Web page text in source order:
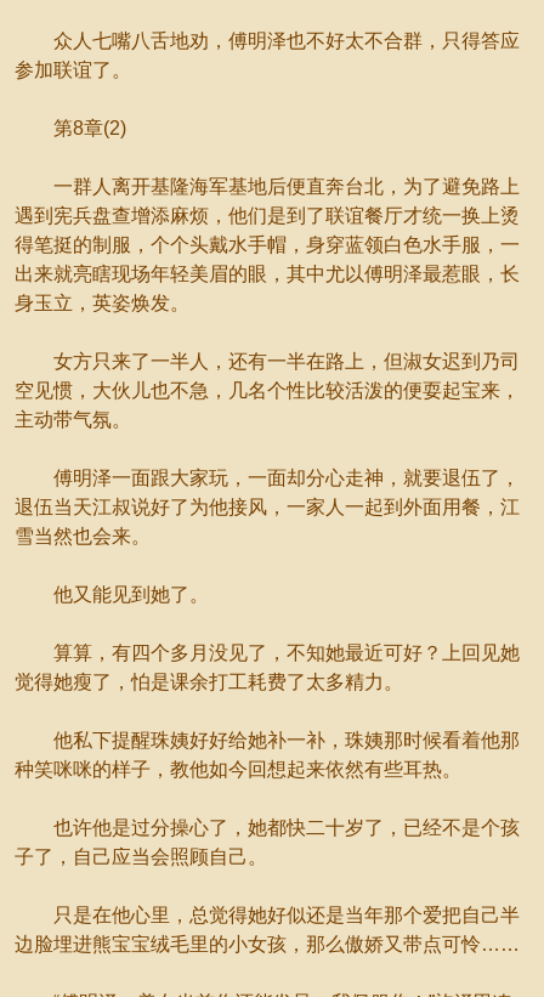
众人七嘴八舌地劝，傅明泽也不好太不合群，只得答应
参加联谊了。
第8章(2)
一群人离开基隆海军基地后便直奔台北，为了避免路上
遇到宪兵盘查增添麻烦，他们是到了联谊餐厅才统一换上烫
得笔挺的制服，个个头戴水手帽，身穿蓝领白色水手服，一
出来就亮瞎现场年轻美眉的眼，其中尤以傅明泽最惹眼，长
身玉立，英姿焕发。
女方只来了一半人，还有一半在路上，但淑女迟到乃司
空见惯，大伙儿也不急，几名个性比较活泼的便耍起宝来，
主动带气氛。
傅明泽一面跟大家玩，一面却分心走神，就要退伍了，
退伍当天江叔说好了为他接风，一家人一起到外面用餐，江
雪当然也会来。
他又能见到她了。
算算，有四个多月没见了，不知她最近可好？上回见她
觉得她瘦了，怕是课余打工耗费了太多精力。
他私下提醒珠姨好好给她补一补，珠姨那时候看着他那
种笑咪咪的样子，教他如今回想起来依然有些耳热。
也许他是过分操心了，她都快二十岁了，已经不是个孩
子了，自己应当会照顾自己。
只是在他心里，总觉得她好似还是当年那个爱把自己半
边脸埋进熊宝宝绒毛里的小女孩，那么傲娇又带点可怜……